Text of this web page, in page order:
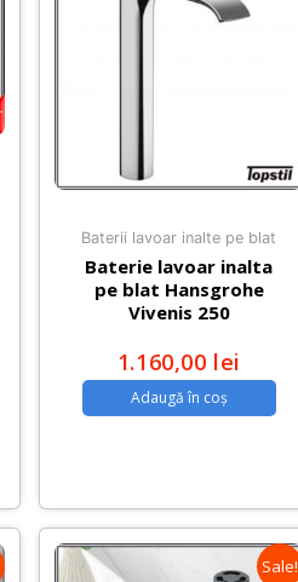
Baterii lavoar inalte pe blat
Baterie lavoar inalta
pe blat Hansgrohe
Vivenis 250
1.160,00 lei
Adaugă în coș
Sale!